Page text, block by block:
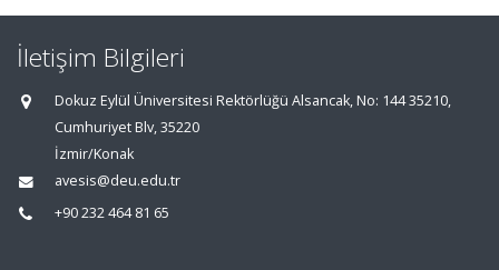
İletişim Bilgileri
Dokuz Eylül Üniversitesi Rektörlüğü Alsancak, No: 144 35210,
Cumhuriyet Blv, 35220
İzmir/Konak
avesis@deu.edu.tr
+90 232 464 81 65